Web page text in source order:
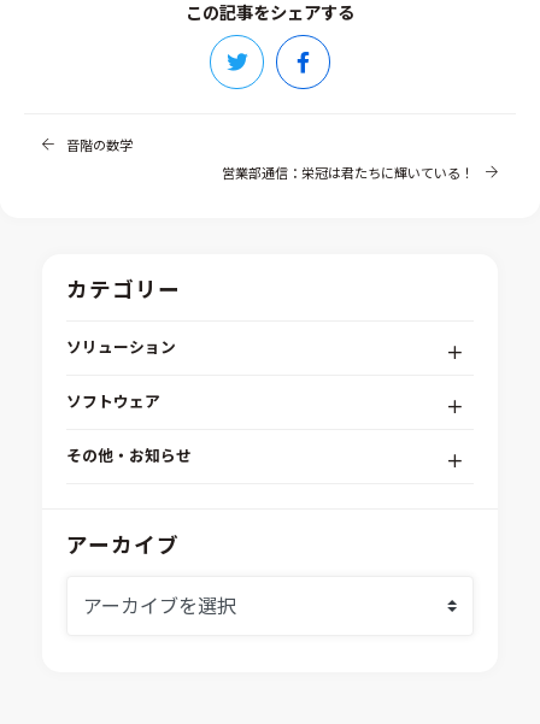
この記事をシェアする
音階の数学
営業部通信：栄冠は君たちに輝いている！
カテゴリー
ソリューション
組込みソフトウェア開発プラットフォーム
システムシミュレーション
ソフトウェア
modeFRONTIER
Ansys SCADE
その他・お知らせ
IDAJからのお知らせ
アーカイブ